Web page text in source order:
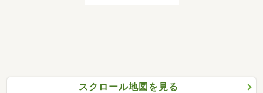
スクロール地図を見る